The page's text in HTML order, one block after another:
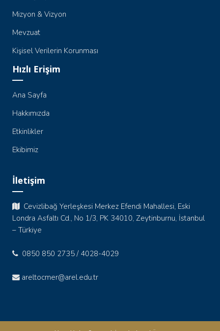
Mizyon & Vizyon
Mevzuat
Kişisel Verilerin Korunması
Hızlı Erişim
Ana Sayfa
Hakkımızda
Etkinlikler
Ekibimiz
İletişim
Cevizlibağ Yerleşkesi Merkez Efendi Mahallesi, Eski
Londra Asfaltı Cd., No 1/3, PK 34010, Zeytinburnu, İstanbul
– Türkiye
0850 850 2735 / 4028-4029
areltocmer@arel.edu.tr